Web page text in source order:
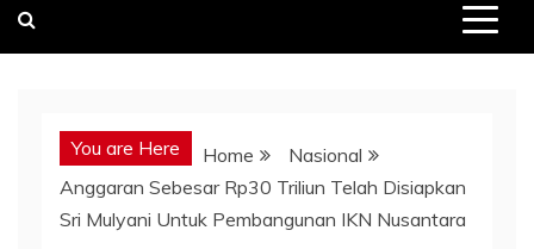
You are Here Home
Nasional
Anggaran Sebesar Rp30 Triliun Telah Disiapkan
Sri Mulyani Untuk Pembangunan IKN Nusantara